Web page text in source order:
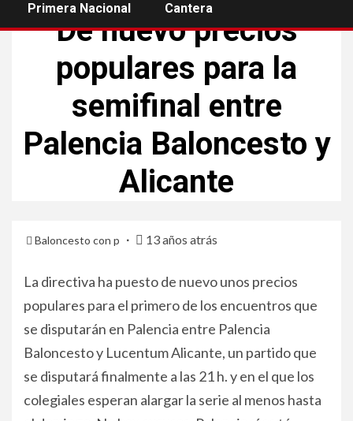
Primera Nacional Cantera
De nuevo precios
populares para la
semifinal entre
Palencia Baloncesto y
Alicante
Baloncesto con p 13 años atrás
La directiva ha puesto de nuevo unos precios
populares para el primero de los encuentros que
se disputarán en Palencia entre Palencia
Baloncesto y Lucentum Alicante, un partido que
se disputará finalmente a las 21 h. y en el que los
colegiales esperan alargar la serie al menos hasta